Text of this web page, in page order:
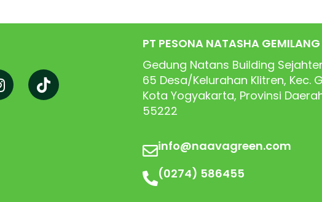
PT PESONA NATASHA GEMILANG
Gedung Natans Building
65 Desa/Kelurahan Klitren, Kec.
Kota Yogyakarta, Provinsi
55222
info@naavagreen.com
(0274) 586455